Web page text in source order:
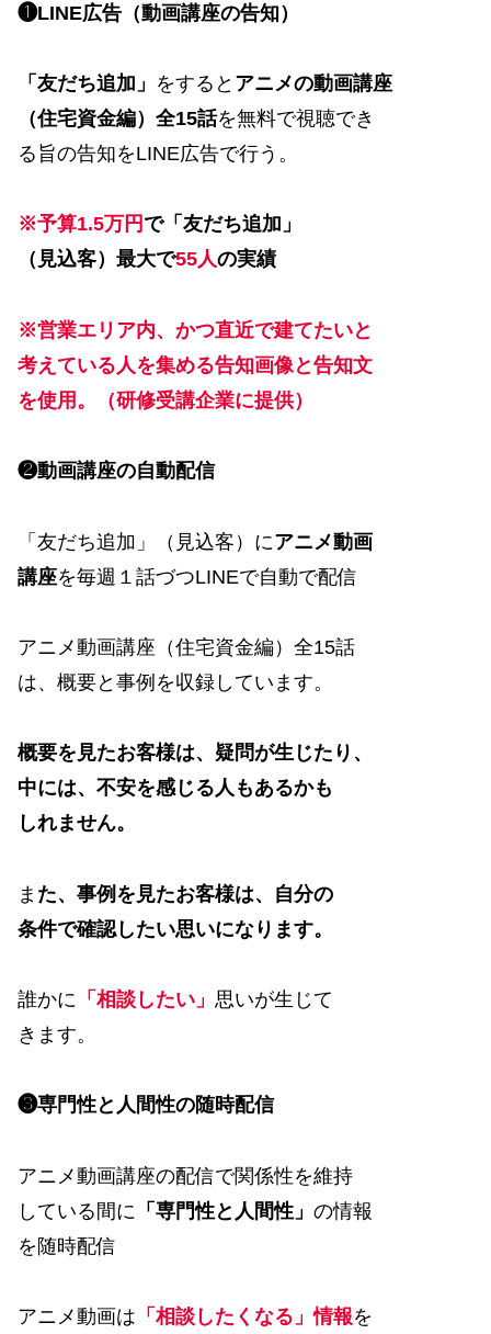
❶LINE広告（動画講座の告知）
「友だち追加」 をすると アニメの動画講座
（住宅資金編）全15話を無料で視聴でき
る旨の告知をLINE広告で行う。
※予算1.5万円 で「友だち追加」
（見込客）最大で55人の実績
※営業エリア内、かつ直近で建てたいと
考えている人を集める告知画像と告知文
を使用。（研修受講企業に提供）
❷動画講座の自動配信
「友だち追加」（見込客）にアニメ動画
講座を毎週１話づつLINEで自動で配信
アニメ動画講座（住宅資金編）全15話
は、概要と事例を収録しています。
概要を見たお客様は、疑問が生じたり、
中には、不安を感じる人もあるかも
しれません。
ま た、事例を見たお客様は、自分の
条件で確認したい思いになります。
誰かに 「相談したい」 思いが生じて
きます。
❸専門性と人間性の随時配信
アニメ動画講座の配信で関係性を維持
している間に 「専門性と人間性」 の情報
を随時配信
アニメ動画は 「相談したくなる」情報を